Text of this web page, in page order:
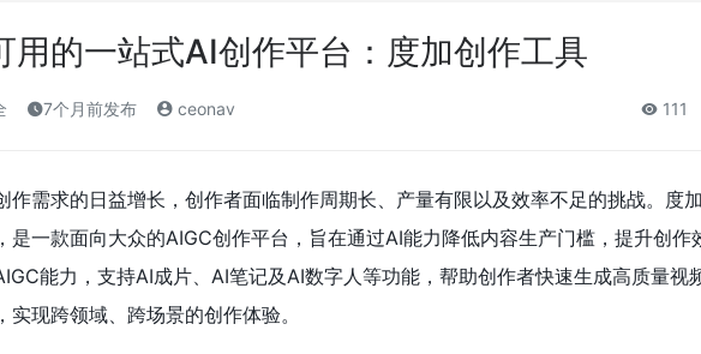
用的一站式AI创作平台：度加创作工具
7个月前发布 ceonav 111
作需求的日益增长，创作者面临制作周期长、产量有限以及效率不足的挑战。度
是一款面向大众的AIGC创作平台，旨在通过AI能力降低内容生产门槛，提升创作
能力，支持AI成片、AI笔记及AI数字人等功能，帮助创作者快速生成高质量视
实现跨领域、跨场景的创作体验。